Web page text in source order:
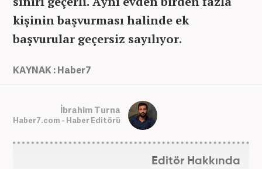
kişinin başvurması halinde ek
başvurular geçersiz sayılıyor.
KAYNAK : Haber7
İbrahim Turna
Haber7.com - Haber Editörü
Editör Hakkında